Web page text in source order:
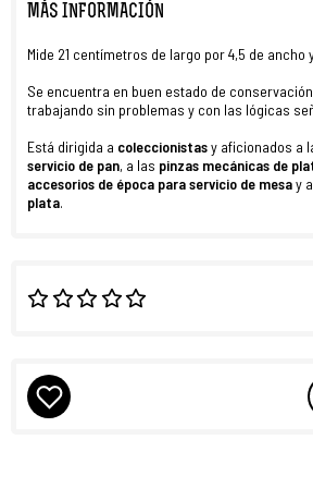
MÁS INFORMACIÓN
Mide 21 centímetros de largo por 4,5 de ancho
Se encuentra en buen estado de
trabajando sin problemas y con las lógicas
Está dirigida a coleccionistasy aficionados a
servicio de pan, a las pinzas mecánicas de
accesorios de época para servicio de mesay
plata.